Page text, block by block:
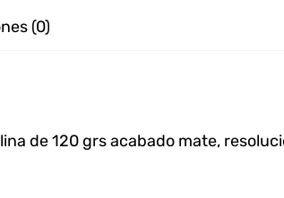
(0)
de 120 grs acabado mate,